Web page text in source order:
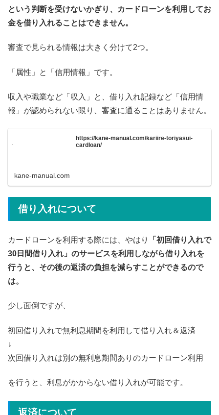
という判断を受けないかぎり、カードローンを利用してお
金を借り入れることはできません。
審査で見られる情報は大きく分けて2つ。
「属性」と「信用情報」です。
収入や職業など「収入」と、借り入れ記録など「信用情
報」が認められない限り、審査に通ることはありません。
https://kane-manual.com/kariire-toriyasui-
cardloan/
kane-manual.com
借り入れについて
カードローンを利用する際には、やはり
「初回借り入れで
30日間借り入れ」のサービスを利用しながら借り入れを
行うと、その後の返済の負担を減らすことができるので
は。
少し面倒ですが、
初回借り入れで無利息期間を利用して借り入れ＆返済
↓
次回借り入れは別の無利息期間ありのカードローン利用
を行うと、利息がかからない借り入れが可能です。
返済について